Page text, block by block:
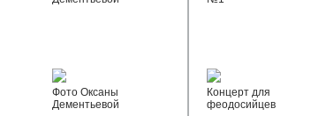
Фото Оксаны
Дементьевой
Концерт для
феодосийцев